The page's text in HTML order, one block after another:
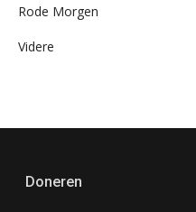
Rode Morgen
Videre
Doneren